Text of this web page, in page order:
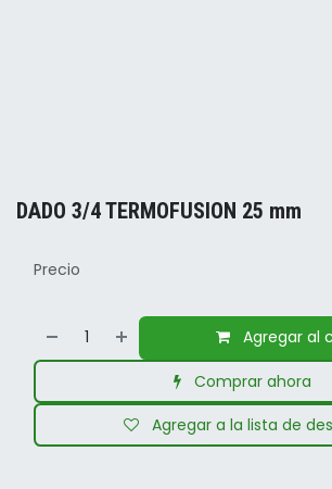
DADO 3/4 TERMOFUSION 25 mm
Agregar al
Comprar ahora
Agregar a la lista de
Precio